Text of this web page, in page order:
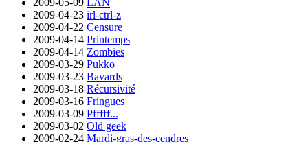
2009-04-23 irl-ctrl-z
2009-04-22 Censure
2009-04-14 Printemps
2009-04-14 Zombies
2009-03-29 Pukko
2009-03-23 Bavards
2009-03-18 Récursivité
2009-03-16 Fringues
2009-03-09 Pfffff...
2009-03-02 Old geek
2009-02-24 Mardi-gras-des-cendres